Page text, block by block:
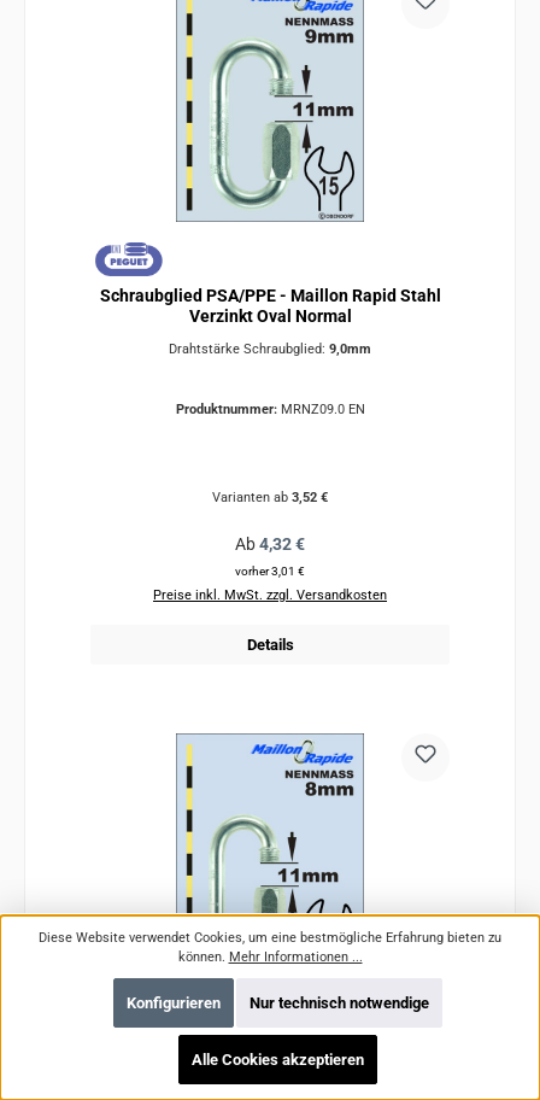
Schraubglied PSA/PPE - Maillon Rapid Stahl
Verzinkt Oval Normal
Drahtstärke Schraubglied: 9,0mm
Produktnummer: MRNZ09.0 EN
Varianten ab 3,52 €
Regulärer Preis:
Ab4,32 €
vorher 3,01 €
Preise inkl. MwSt. zzgl. Versandkosten
Details
Schraubglied PSA/PPE - Maillon Rapid Stahl
Verzinkt Oval Normal
Diese Website verwendet Cookies, um eine bestmögliche Erfahrung bieten zu
können. Mehr Informationen ...
Nur technisch notwendige
Konfigurieren
Alle Cookies akzeptieren